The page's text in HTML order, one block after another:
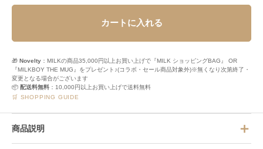
カートに入れる
🎁 Novelty ：MILKの商品35,000円以上お買い上げで『MILK ショッピングBAG』 OR
『MILKBOY THE MUG』をプレゼント♪(コラボ・セール商品対象外)※無くなり次第終了・
変更となる場合がございます
📦 配送料無料 ：10,000円以上お買い上げで送料無料
🛒 SHOPPING GUIDE
商品説明